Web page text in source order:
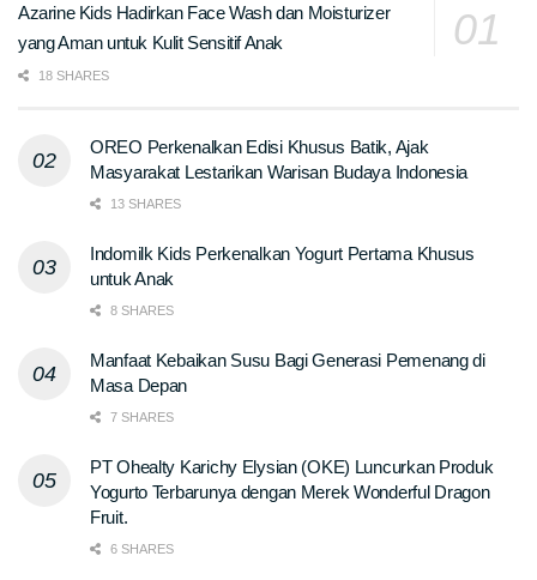
Azarine Kids Hadirkan Face Wash dan Moisturizer
yang Aman untuk Kulit Sensitif Anak
18 SHARES
OREO Perkenalkan Edisi Khusus Batik, Ajak
Masyarakat Lestarikan Warisan Budaya Indonesia
13 SHARES
Indomilk Kids Perkenalkan Yogurt Pertama Khusus
untuk Anak
8 SHARES
Manfaat Kebaikan Susu Bagi Generasi Pemenang di
Masa Depan
7 SHARES
PT Ohealty Karichy Elysian (OKE) Luncurkan Produk
Yogurto Terbarunya dengan Merek Wonderful Dragon
Fruit.
6 SHARES